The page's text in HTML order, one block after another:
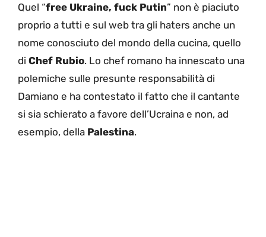
Quel “free Ukraine, fuck Putin” non è piaciuto
proprio a tutti e sul web tra gli haters anche un
nome conosciuto del mondo della cucina, quello
di Chef Rubio. Lo chef romano ha innescato una
polemiche sulle presunte responsabilità di
Damiano e ha contestato il fatto che il cantante
si sia schierato a favore dell’Ucraina e non, ad
esempio, della Palestina.